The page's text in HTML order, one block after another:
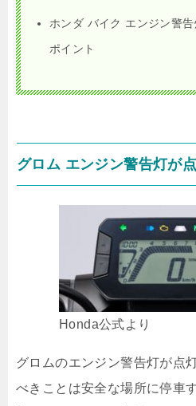
ホンダ バイク エンジン警
ポイント
グロム エンジン警告灯が
Honda公式より
グロムのエンジン警告灯が点
べきことは安全な場所に停車